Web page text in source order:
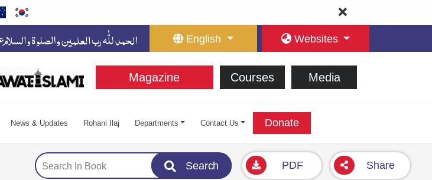
English Websites
Magazine Courses Media
News & Updates Rohani Ilaj Departments Contact Us Donate
Search PDF Share